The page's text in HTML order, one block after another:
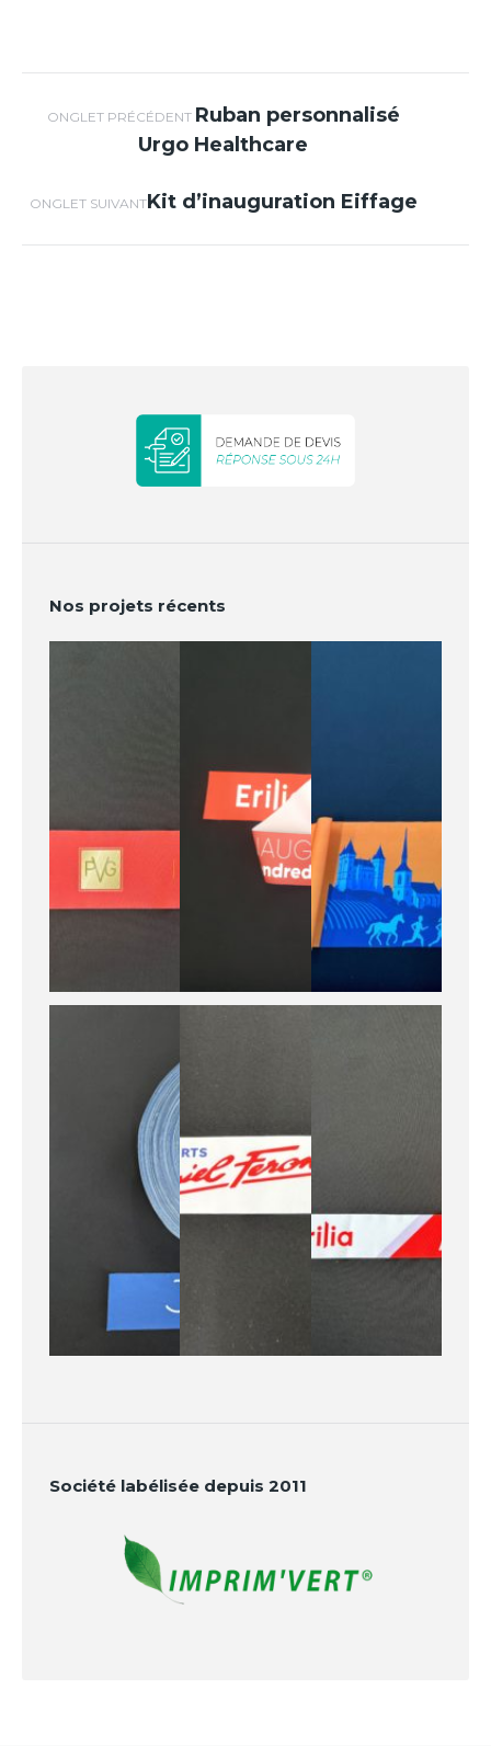
Navigation de
commentaire
ONGLET PRÉCÉDENT Onglet
précédent
Ruban personnalisé
Urgo Healthcare
ONGLET SUIVANTProjets
Kit d’inauguration Eiffage
Nos projets récents
Société labélisée depuis 2011